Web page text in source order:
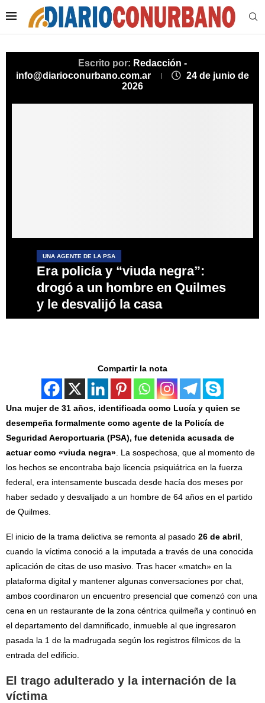
Escrito por: Redacción -
info@diarioconurbano.com.ar
24 de junio de
2026
UNA AGENTE DE LA PSA
Era policía y “viuda negra”:
drogó a un hombre en Quilmes
y le desvalijó la casa
Compartir la nota
Una mujer de 31 años, identificada como Lucía y quien se
desempeña formalmente como agente de la Policía de
Seguridad Aeroportuaria (PSA), fue detenida acusada de
actuar como «viuda negra» . La sospechosa, que al momento de
los hechos se encontraba bajo licencia psiquiátrica en la fuerza
federal, era intensamente buscada desde hacía dos meses por
haber sedado y desvalijado a un hombre de 64 años en el partido
de Quilmes.
El inicio de la trama delictiva se remonta al pasado 26 de abril
cuando la víctima conoció a la imputada a través de una conocida
aplicación de citas de uso masivo. Tras hacer «match» en la
plataforma digital y mantener algunas conversaciones por chat,
ambos coordinaron un encuentro presencial que comenzó con una
cena en un restaurante de la zona céntrica quilmeña y continuó en
el departamento del damnificado, inmueble al que ingresaron
pasada la 1 de la madrugada según los registros fílmicos de la
entrada del edificio.
El trago adulterado y la internación de la
víctima